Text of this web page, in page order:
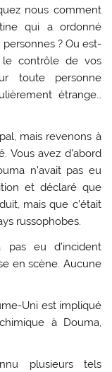
nous comment
qui a ordonné
? Ou est-
contrôle de vos
toute personne
étrange…
mais revenons à
Vous avez d’abord
n’avait pas eu
et déclaré que
mais que c’était
russophobes.
eu d’incident
en scène. Aucune
Uni est impliqué
à Douma,
plusieurs tels